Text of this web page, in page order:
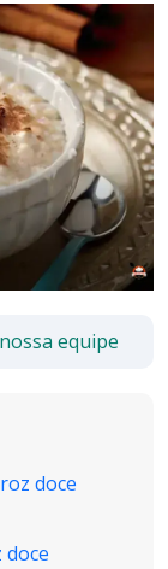
equipe
doce